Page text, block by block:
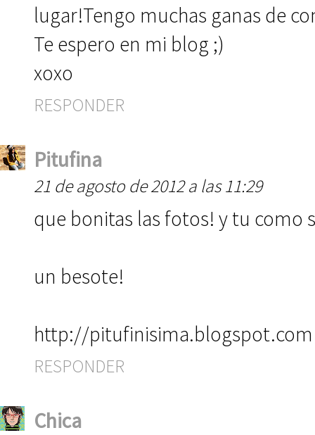
lugar!Tengo muchas ganas de
Te espero en mi blog ;)
xoxo
RESPONDER
Pitufina
21 de agosto de 2012 a las 11:29
que bonitas las fotos! y tu como
un besote!
http://pitufinisima.blogspot.com
RESPONDER
Chica